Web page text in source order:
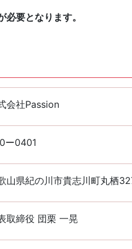
要となります。
会社Passion
ー0401
山県紀の川市貴志川町丸栖
取締役 団栗 一晃